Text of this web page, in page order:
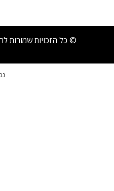
© כל הזכויות שמורות